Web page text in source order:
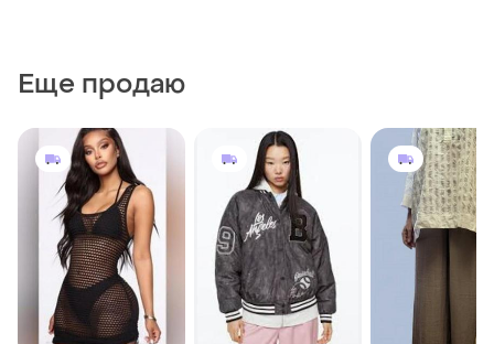
Еще продаю